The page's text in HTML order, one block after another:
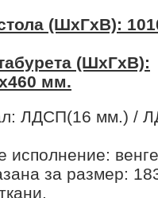
(ШхГхВ):
(ШхГхВ):
мм.
ЛДСП(16 мм.) /
исполнение:
за размер: